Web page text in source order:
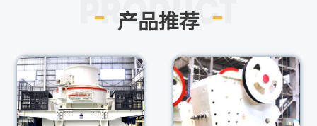
小型的制砂机类型有哪些？
答
主要有细碎机，复合破，对辊制
问 请问厂家地址在哪？
答
河南省郑州市高新技术开发区梧
桐街与红松路交叉口中国高端矿
机生产出口基地园区
产品推荐